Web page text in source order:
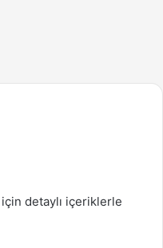
detaylı içeriklerle